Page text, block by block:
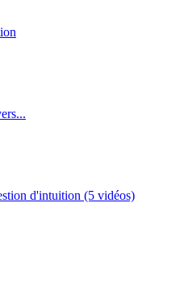
d'intuition (5 vidéos)